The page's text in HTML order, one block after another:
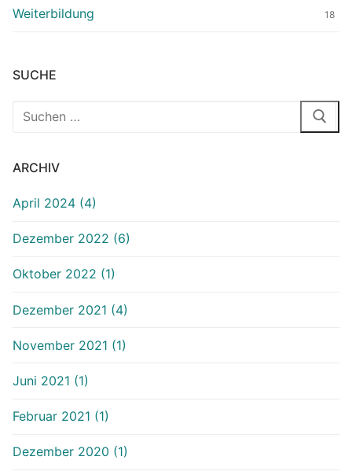
Weiterbildung 18
SUCHE
ARCHIV
April 2024 (4)
Dezember 2022 (6)
Oktober 2022 (1)
Dezember 2021 (4)
November 2021 (1)
Juni 2021 (1)
Februar 2021 (1)
Dezember 2020 (1)